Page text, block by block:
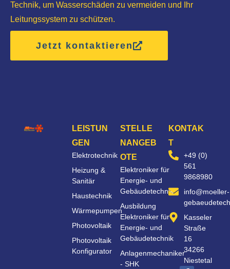
Technik, um Wasserschäden zu vermeiden und Ihr
Leitungssystem zu schützen.
Jetzt kontaktieren
LEISTUN
GEN
Elektrotechnik
Heizung &
Sanitär
Haustechnik
Wärmepumpen
Photovoltaik
Photovoltaik
Konfigurator
STELLE
NANGEB
OTE
Elektroniker für
Energie- und
Gebäudetechnik
Ausbildung
Elektroniker für
Energie- und
Gebäudetechnik
Anlagenmechaniker
- SHK
KONTAK
T
+49 (0)
561
9868980
info@moeller-
Kasseler
Straße
16
34266
Niestetal